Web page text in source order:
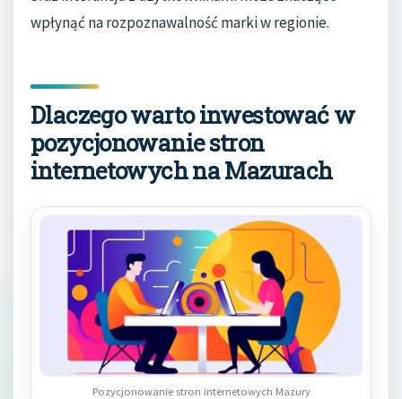
wpłynąć na rozpoznawalność marki w regionie.
Dlaczego warto inwestować w
pozycjonowanie stron
internetowych na Mazurach
Pozycjonowanie stron internetowych Mazury